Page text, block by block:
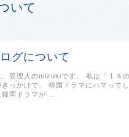
いて
グについて
。管理人のmizukiです。 私は「１％
きっかけで、 韓国ドラマにハマって
韓国ドラマが …